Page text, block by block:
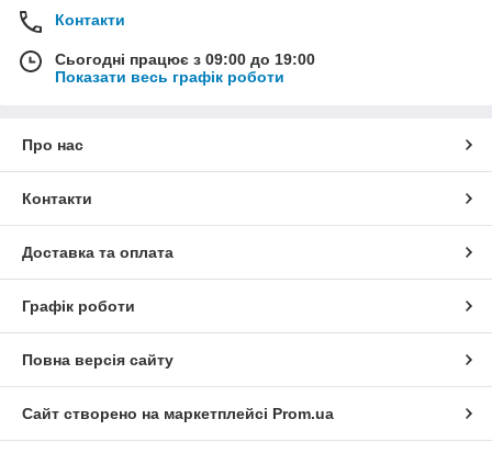
Контакти
Сьогодні працює з 09:00 до 19:00
Показати весь графік роботи
Про нас
Контакти
Доставка та оплата
Графік роботи
Повна версія сайту
Сайт створено на маркетплейсі Prom.ua